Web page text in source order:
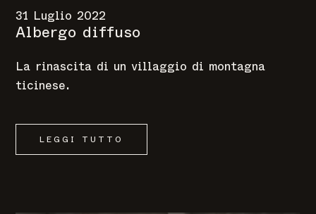
31 Luglio 2022
Albergo diffuso
La rinascita di un villaggio di montagna
ticinese.
LEGGI TUTTO